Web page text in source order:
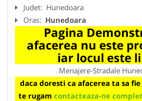
Judet: Hunedoara
Oras: Hunedoara
Pagina
afacerea nu este
iar locul este
Menajere-Stradale
daca doresti ca afacerea ta sa
te rugam contacteaza-ne